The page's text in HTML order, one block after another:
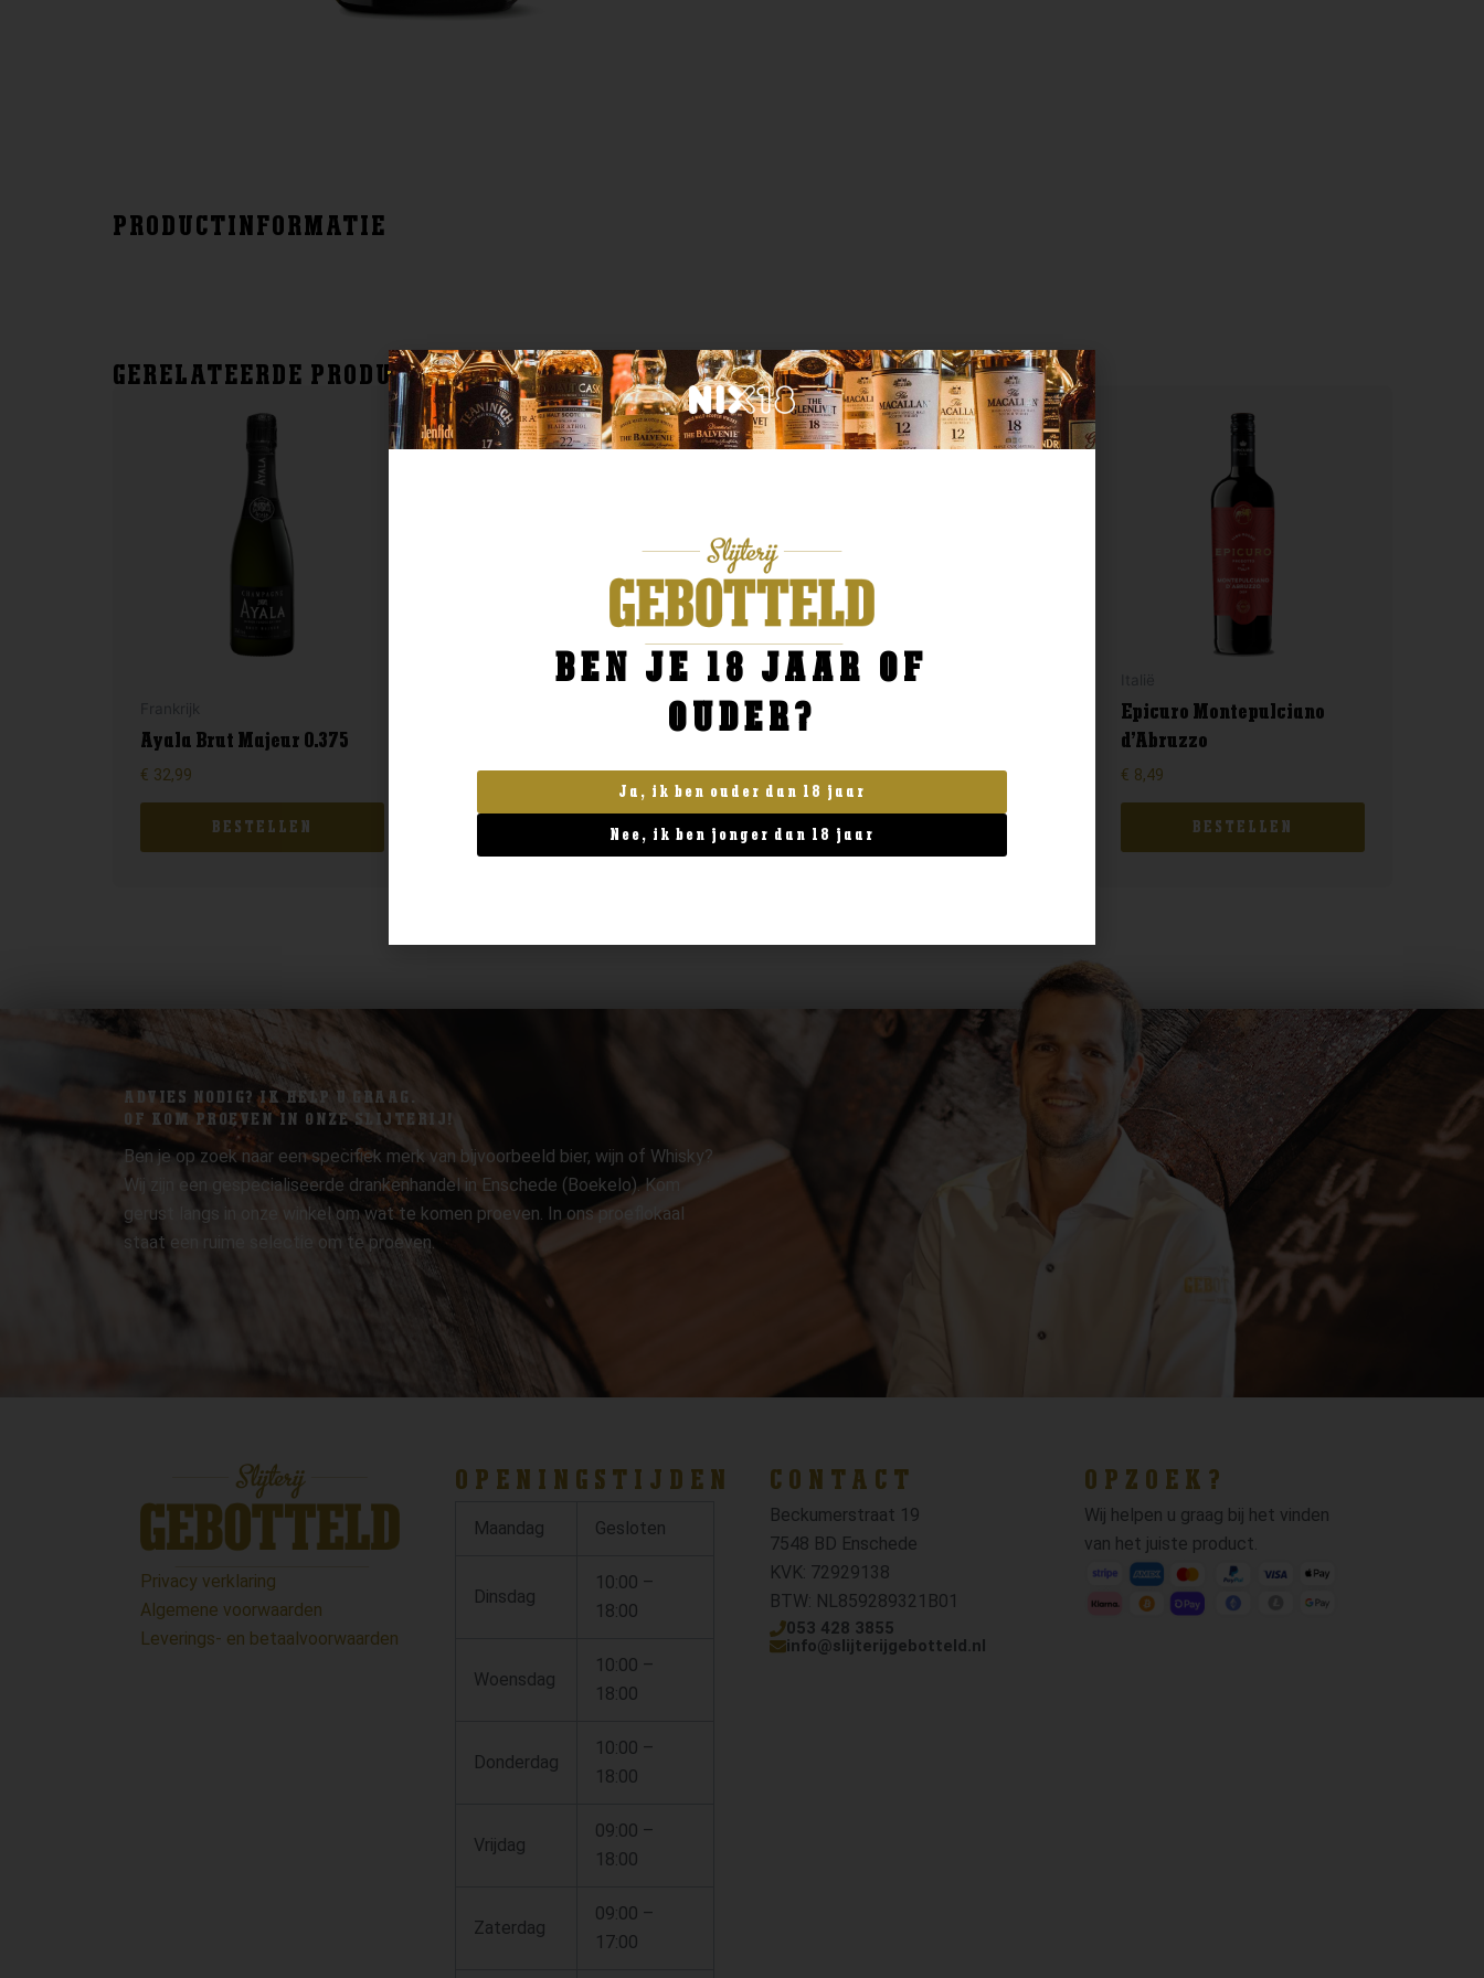
PRODUCTINFORMATIE
GERELATEERDE PRODUCTEN
Ayala Brut Majeur 0.375
€ 32,99
BESTELLEN
Mousserende Wijn
Clos Amador Brut Delicat
11,99
BESTELLEN
Frankrijk
Laurent miquel Côte 136
€15,99
Epicuro Montepulciano
d’Abruzzo
€ 8,49
BESTELLEN
ADVIES NODIG? IK HELP U GRAAG.
OF KOM PROEVEN IN ONZE SLIJTERIJ!
Ben je op zoek naar een specifiek merk van bijvoorbeeld bier, wijn of Whisky?
Wij zijn een gespecialiseerde drankenhandel in Enschede (Boekelo). Kom
gerust langs in onze winkel om wat te komen proeven. In ons proeflokaal
staat een ruime selectie om te proeven.
Privacy verklaring
Algemene voorwaarden
Leverings- en betaalvoorwaarden
OPENINGSTIJDEN
Maandag Gesloten
Dinsdag
10:00 –
18:00
Woensdag
10:00 –
18:00
Donderdag
10:00 –
18:00
Vrijdag
09:00 –
18:00
Zaterdag
09:00 –
17:00
CONTACT
Beckumerstraat 19
7548 BD Enschede
KVK: 72929138
BTW: NL859289321B01
053 428 3855
info@slijterijgebotteld.nl
OPZOEK?
Wij helpen u graag bij het vinden
van het juiste product.
BEN JE 18 JAAR OF
OUDER?
Ja, ik ben ouder dan 18 jaar
Nee, ik ben jonger dan 18 jaar